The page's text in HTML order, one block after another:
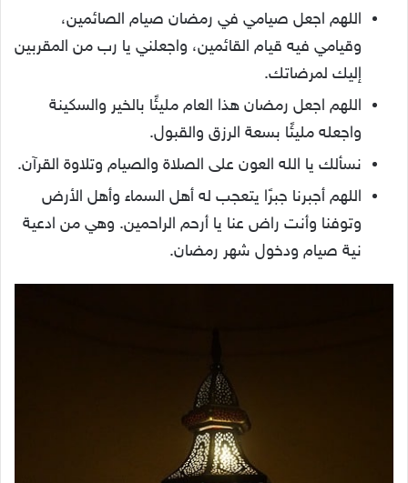
اللهم اجعل صيامي في رمضان صيام الصائمين،
وقيامي فيه قيام القائمين، واجعلني يا رب من المقربين
إليك لمرضاتك.
اللهم اجعل رمضان هذا العام مليئًا بالخير والسكينة
واجعله مليئًا بسعة الرزق والقبول.
نسألك يا الله العون على الصلاة والصيام وتلاوة القرآن.
اللهم أجبرنا جبرًا يتعجب له أهل السماء وأهل الأرض
وتوفنا وأنت راض عنا يا أرحم الراحمين. وهي من ادعية
نية صيام ودخول شهر رمضان.